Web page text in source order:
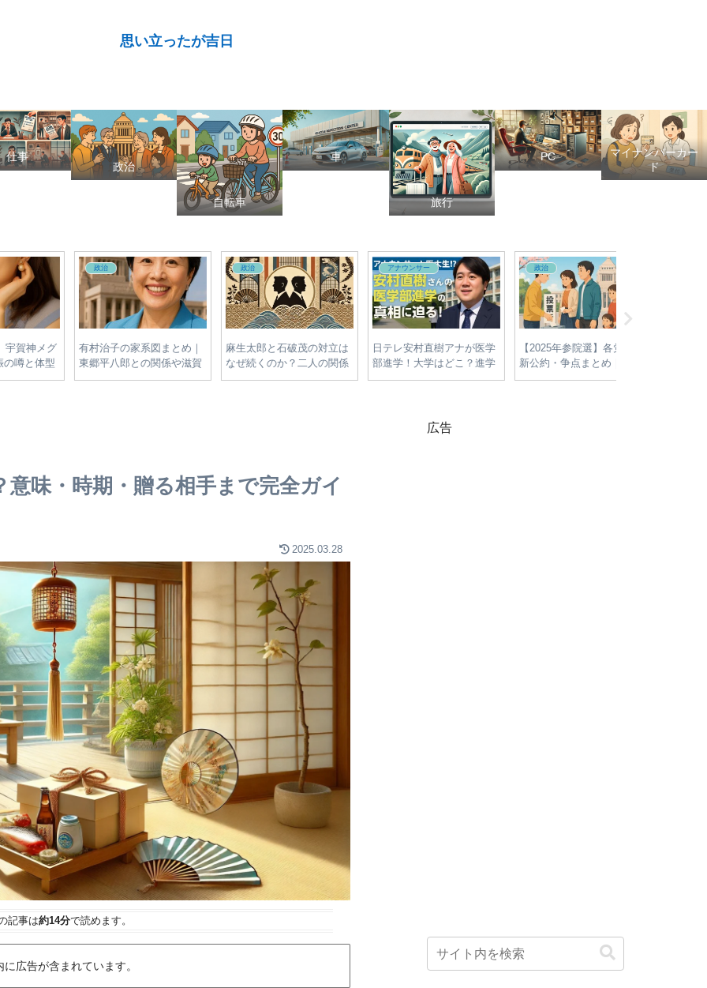
思い立ったが吉日
仕事
政治
自転車
車
旅行
PC
マイナンバーカー
ド
グ
型
説
有村治子の家系図まとめ｜
東郷平八郎との関係や滋賀
の名家のルーツを解説
政治
麻生太郎と石破茂の対立は
なぜ続くのか？二人の関係
を紐解く政治的背景と影響
アナウンサー
日テレ安村直樹アナが医学
部進学！大学はどこ？進学
理由・経歴・父への憧れを
政治
【2025年参院選】各党の最
新公約・争点まとめ｜物価
高・減税・エネルギー政策
味・時期・贈る相手まで完全ガイ
2025.03.28
記事は約14分で読めます。
に広告が含まれています。
広告